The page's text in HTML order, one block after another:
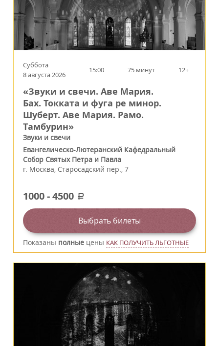
Суббота
8 августа 2026
15:00 75 минут 12+
«Звуки и свечи. Аве Мария.
Бах. Токката и фуга ре минор.
Шуберт. Аве Мария. Рамо.
Тамбурин»
Звуки и свечи
Евангелическо-Лютеранский Кафедральный
Собор Святых Петра и Павла
г. Москва, Старосадский пер., 7
1000-4500 a
Выбрать билеты
Показаны полные цены КАК ПОЛУЧИТЬ ЛЬГОТНЫЕ